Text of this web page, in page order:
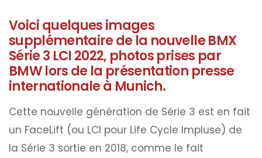
Voici quelques images
supplémentaire de la nouvelle BMX
Série 3 LCI 2022, photos prises par
BMW lors de la présentation presse
internationale à Munich.
Cette nouvelle génération de Série 3 est en fait
un FaceLift (ou LCI pour Life Cycle Impluse) de
la Série 3 sortie en 2018, comme le fait